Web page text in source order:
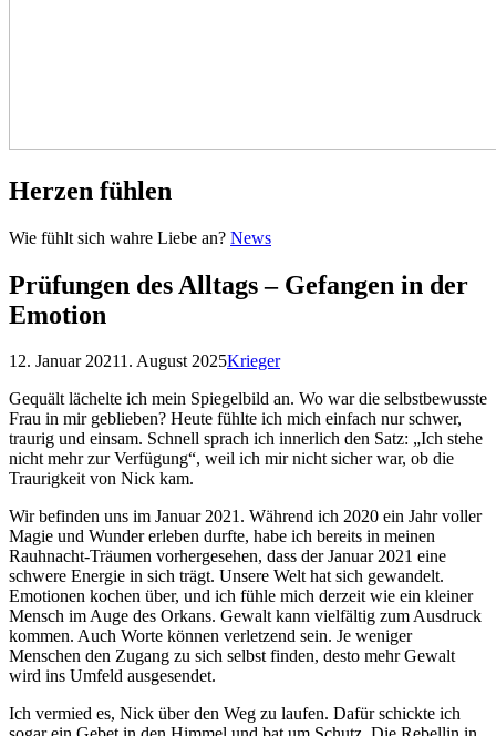
Herzen fühlen
Wie fühlt sich wahre Liebe an? NewsHerzen
Prüfungen des Alltags – Gefangen in der
Emotion
Posted
12. Januar 20211. August 2025by
Krieger
Gequält lächelte ich mein Spiegelbild an. Wo war die selbstbewusste
Frau in mir geblieben? Heute fühlte ich mich einfach nur schwer,
traurig und einsam. Schnell sprach ich innerlich den Satz: „Ich stehe
nicht mehr zur Verfügung“, weil ich mir nicht sicher war, ob die
Traurigkeit von Nick kam.
Wir befinden uns im Januar 2021. Während ich 2020 ein Jahr voller
Magie und Wunder erleben durfte, habe ich bereits in meinen
Rauhnacht-Träumen vorhergesehen, dass der Januar 2021 eine
schwere Energie in sich trägt. Unsere Welt hat sich gewandelt.
Emotionen kochen über, und ich fühle mich derzeit wie ein kleiner
Mensch im Auge des Orkans. Gewalt kann vielfältig zum Ausdruck
kommen. Auch Worte können verletzend sein. Je weniger
Menschen den Zugang zu sich selbst finden, desto mehr Gewalt
wird ins Umfeld ausgesendet.
Ich vermied es, Nick über den Weg zu laufen. Dafür schickte ich